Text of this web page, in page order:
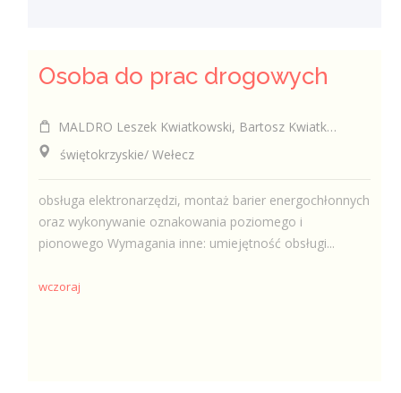
Osoba do prac drogowych
MALDRO Leszek Kwiatkowski, Bartosz Kwiatkowski, Szymon Kwiatkowski spółka cywilna
świętokrzyskie/ Wełecz
obsługa elektronarzędzi, montaż barier energochłonnych
oraz wykonywanie oznakowania poziomego i
pionowego Wymagania inne: umiejętność obsługi...
wczoraj